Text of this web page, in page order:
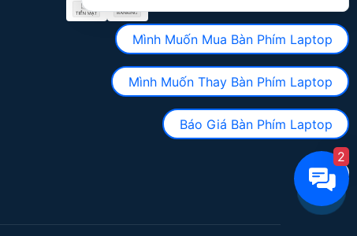
Mình Muốn Mua Bàn Phím Laptop
Mình Muốn Thay Bàn Phím Laptop
Báo Giá Bàn Phím Laptop
2